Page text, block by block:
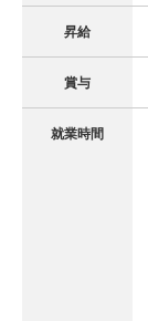
昇給
賞与
就業時間